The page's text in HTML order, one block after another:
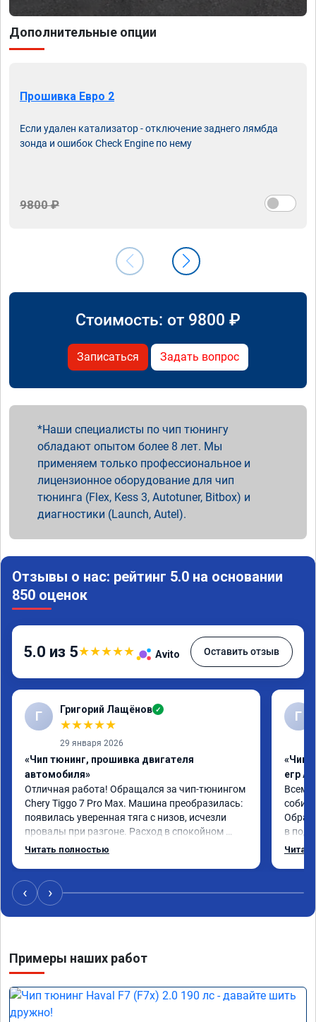
Дополнительные опции
Прошивка Евро 2
Если удален катализатор - отключение заднего лямбда
зонда и ошибок Check Engine по нему
9800 ₽
Стоимость: от 9800 ₽
Записаться Задать вопрос
Наши специалисты по чип тюнингу
обладают опытом более 8 лет. Мы
применяем только профессиональное и
лицензионное оборудование для чип
тюнинга (Flex, Kess 3, Autotuner, Bitbox) и
диагностики (Launch, Autel).
Отзывы о нас: рейтинг 5.0 на основании
850 оценок
5.0 из 5★★★★★ Avito Оставить отзыв
Г Григорий Лащёнов ✓
★★★★★
29 января 2026
«Чип тюнинг, прошивка двигателя
автомобиля»
Отличная работа! Обращался за чип-тюнингом
Chery Tiggo 7 Pro Max. Машина преобразилась:
появилась уверенная тяга с низов, исчезли
провалы при разгоне. Расход в спокойном
режиме даже немного снизился. Все сделали
Читать полностью
Г
«Чип
егр
Всем
в
‹ ›
Примеры наших работ